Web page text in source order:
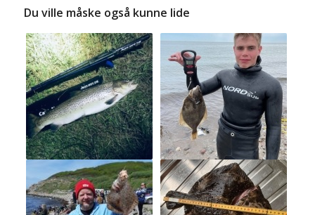
Du ville måske også kunne lide